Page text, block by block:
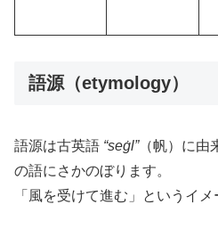
語源（etymology）
語源は古英語 “seġl”（帆）に由
の語にさかのぼります。
「風を受けて進む」というイメ